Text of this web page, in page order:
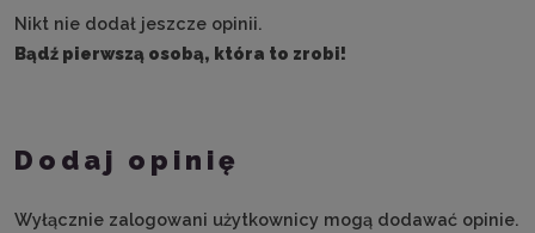
Nikt nie dodał jeszcze opinii.
Bądź pierwszą osobą, która to zrobi!
Dodaj opinię
Wyłącznie zalogowani użytkownicy mogą dodawać opinie.